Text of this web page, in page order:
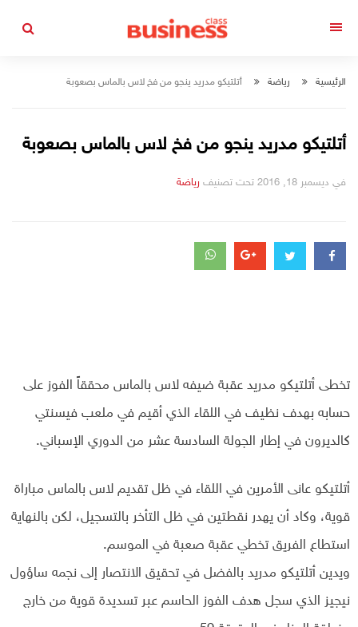
الرئيسية رياضة أتلتيكو مدريد ينجو من فخ لاس بالماس بصعوبة
أتلتيكو مدريد ينجو من فخ لاس بالماس بصعوبة
في ديسمبر 18, 2016 تحت تصنيف التصانيف
رياضة
تخطى أتلتيكو مدريد عقبة ضيفه لاس بالماس محققاً الفوز على
حسابه بهدف نظيف في اللقاء الذي أقيم في ملعب فيسنتي
كالديرون في إطار الجولة السادسة عشر من الدوري الإسباني.
أتلتيكو عانى الأمرين في اللقاء في ظل تقديم لاس بالماس مباراة
قوية، وكاد أن يهدر نقطتين في ظل التأخر بالتسجيل، لكن بالنهاية
استطاع الفريق تخطي عقبة صعبة في الموسم.
ويدين أتلتيكو مدريد بالفضل في تحقيق الانتصار إلى نجمه ساؤول
نيجيز الذي سجل هدف الفوز الحاسم عبر تسديدة قوية من خارج